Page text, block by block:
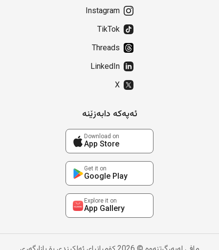
Instagram
TikTok
Threads
LinkedIn
X
ئەپەکە دابەزێنە
Download on
App Store
Get it on
Google Play
Explore it on
App Gallery